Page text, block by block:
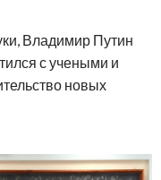
Владимир Путин
с учеными и
новых